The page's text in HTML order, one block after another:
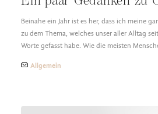
Beinahe ein Jahr ist es her, dass ich meine
zu dem Thema, welches unser aller Alltag
Worte gefasst habe. Wie die meisten
Allgemein